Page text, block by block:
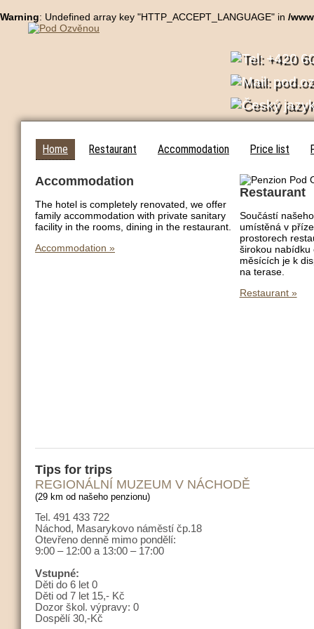
Warning: Undefined array key "HTTP_ACCEPT_LANGUAGE" in /
Home Restaurant Accommodation Price list
Accommodation
The hotel is completely renovated, we offer
family accommodation with private sanitary
facility in the rooms, dining in the restaurant.
Accommodation »
Restaurant
Součástí
umístěná v
prostorech
širokou nabídku
měsících je k
na terase.
Restaurant »
Tips for trips
REGIONÁLNÍ MUZEUM V NÁCHODĚ
(29 km od našeho penzionu)
Tel. 491 433 722
Náchod, Masarykovo náměstí čp.18
Otevřeno denně mimo pondělí:
9:00 – 12:00 a 13:00 – 17:00
Vstupné:
Děti do 6 let 0
Děti od 7 let 15,- Kč
Dozor škol. výpravy: 0
Dospělí 30,-Kč